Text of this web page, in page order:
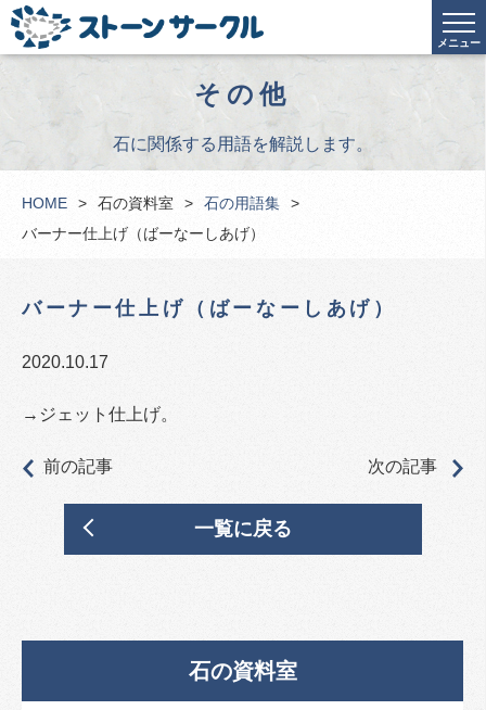
メニュー
その他
石に関係する用語を解説します。
HOME 石の資料室
石の用語集
バーナー仕上げ（ばーなーしあげ）
バーナー仕上げ（ばーなーしあげ）
2020.10.17
→ジェット仕上げ。
前の記事 次の記事
一覧に戻る
石の資料室